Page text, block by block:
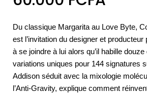
Du classique Margarita au Love Byte,
est l’invitation du designer et
à se joindre à lui alors qu’il habille
variations uniques pour 144 signatures
Addison séduit avec la mixologie
l’Anti-Gravity, explique comment